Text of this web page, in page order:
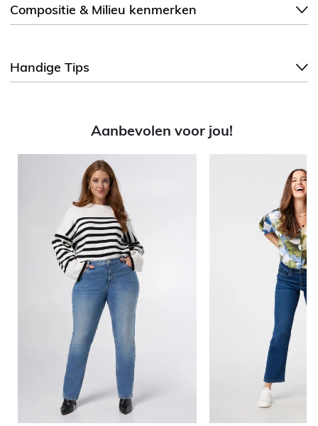
Compositie & Milieu kenmerken
Handige Tips
Aanbevolen voor jou!